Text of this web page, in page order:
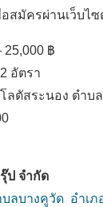
สมัครผ่านเว็บไซ
25,000 ฿
อัตรา
โลตัสระนอง ตำบ
ป จำกัด
บลบางคูวัด อำเ